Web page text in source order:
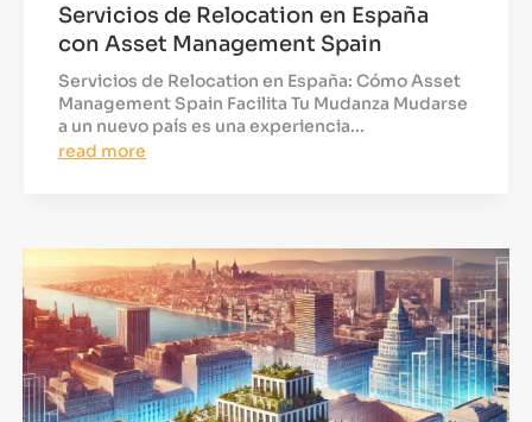
Servicios de Relocation en España
con Asset Management Spain
Servicios de Relocation en España: Cómo Asset
Management Spain Facilita Tu Mudanza Mudarse
a un nuevo país es una experiencia...
read more